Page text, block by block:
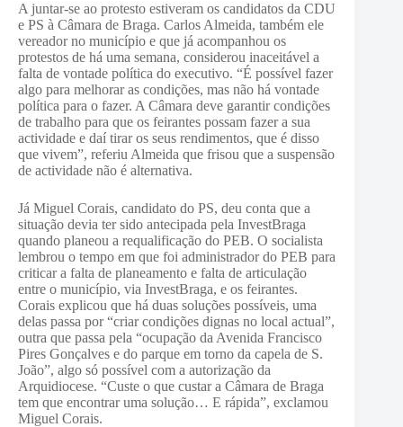
A juntar-se ao protesto estiveram os candidatos da CDU
e PS à Câmara de Braga. Carlos Almeida, também ele
vereador no município e que já acompanhou os
protestos de há uma semana, considerou inaceitável a
falta de vontade política do executivo. “É possível fazer
algo para melhorar as condições, mas não há vontade
política para o fazer. A Câmara deve garantir condições
de trabalho para que os feirantes possam fazer a sua
actividade e daí tirar os seus rendimentos, que é disso
que vivem”, referiu Almeida que frisou que a suspensão
de actividade não é alternativa.
Já Miguel Corais, candidato do PS, deu conta que a
situação devia ter sido antecipada pela InvestBraga
quando planeou a requalificação do PEB. O socialista
lembrou o tempo em que foi administrador do PEB para
criticar a falta de planeamento e falta de articulação
entre o município, via InvestBraga, e os feirantes.
Corais explicou que há duas soluções possíveis, uma
delas passa por “criar condições dignas no local actual”,
outra que passa pela “ocupação da Avenida Francisco
Pires Gonçalves e do parque em torno da capela de S.
João”, algo só possível com a autorização da
Arquidiocese. “Custe o que custar a Câmara de Braga
tem que encontrar uma solução… E rápida”, exclamou
Miguel Corais.